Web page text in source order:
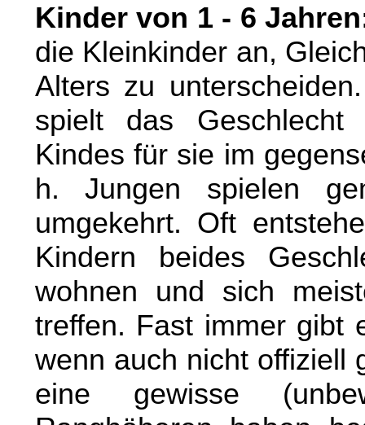
Kinder von 1 - 6
die Kleinkinder an,
Alters zu
spielt das Geschlecht
Kindes für sie im
h. Jungen spielen
umgekehrt. Oft
Kindern beides
wohnen und sich
treffen. Fast immer gibt
wenn auch nicht offiziell
eine gewisse